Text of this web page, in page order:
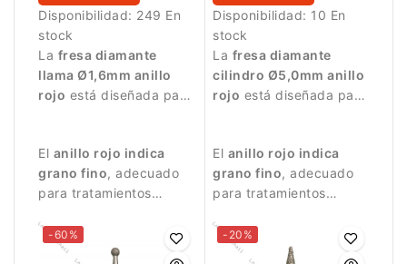
Disponibilidad: 249 En
stock
La fresa diamante
llama Ø1,6mm anillo
rojo está diseñada para
El anillo rojo indica
grano fino, adecuado
para tratamientos
Disponibilidad: 10 En
stock
La fresa diamante
cilindro Ø5,0mm anillo
rojo está diseñada para
una abrasión suave.
El anillo rojo indica
grano fino, adecuado
para tratamientos
-60% -20%